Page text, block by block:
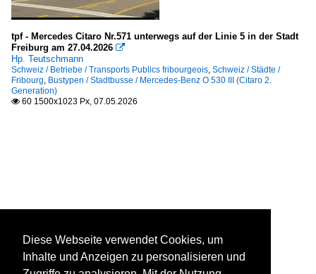
tpf - Mercedes Citaro Nr.571 unterwegs auf der Linie 5 in der Stadt
Freiburg am 27.04.2026 
Hp. Teutschmann
Schweiz / Betriebe / Transports Publics fribourgeois, Schweiz / Städte /
Fribourg, Bustypen / Stadtbusse / Mercedes-Benz O 530 III (Citaro 2.
Generation)
 60 1500x1023 Px, 07.05.2026
Diese Webseite verwendet Cookies, um
Inhalte und Anzeigen zu personalisieren und